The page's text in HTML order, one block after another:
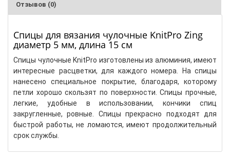
Отзывов (0)
Спицы для вязания чулочные KnitPro Zing
диаметр 5 мм, длина 15 см
Спицы чулочные KnitPro изготовлены из алюминия, имеют
интересные расцветки, для каждого номера. На спицы
нанесено специальное покрытие, благодаря, которому
петли хорошо скользят по поверхности. Спицы прочные,
легкие, удобные в использовании, кончики спиц
закругленные, ровные. Спицы прекрасно подходят для
быстрой работы, не ломаются, имеют продолжительный
срок службы.